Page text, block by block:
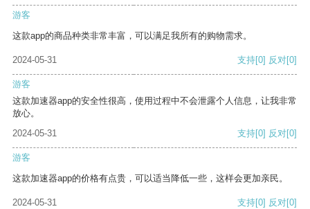
游客
这款app的商品种类非常丰富，可以满足我所有的购物需求。
2024-05-31 支持[0] 反对[0]
游客
这款加速器app的安全性很高，使用过程中不会泄露个人信息，让我非常
放心。
2024-05-31
支持[0] 反对[0]
游客
这款加速器app的价格有点贵，可以适当降低一些，这样会更加亲民。
2024-05-31 支持[0] 反对[0]